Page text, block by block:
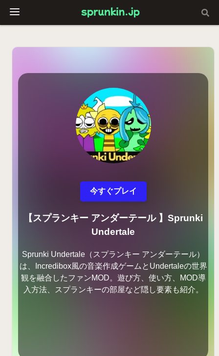
今すぐプレイ
【スプランキー アンダーテール 】Sprunki
Undertale
Sprunki Undertale（スプランキー アンダーテール）
は、Incredibox風の音楽作成ゲームとUndertaleの世界
観を融合したファンMOD。遊び方、使い方、MOD導
入方法、スプランキーの部屋など隠し要素も紹介。